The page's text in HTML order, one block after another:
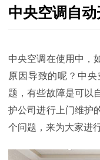
中央空调自
中央空调在使用中，
原因导致的呢？中
题，有些故障是可以
护公司进行上门维护
个问题，来为大家进